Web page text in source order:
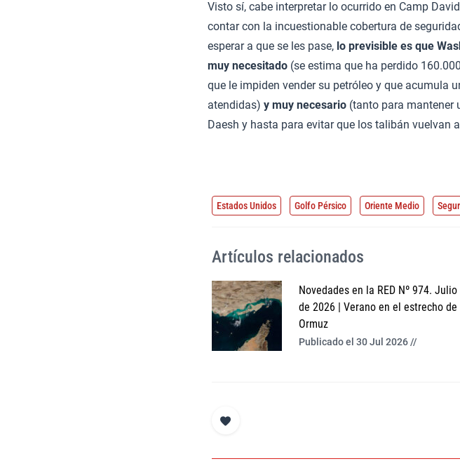
Visto sí, cabe interpretar lo ocurrido en Camp
contar con la incuestionable cobertura de
esperar a que se les pase, lo previsible es que
muy necesitado (se estima que ha perdido
que le impiden vender su petróleo y que acumula
atendidas) y muy necesario (tanto para mantener
Daesh y hasta para evitar que los talibán vuelvan
Estados Unidos Golfo Pérsico Oriente Medio
Artículos relacionados
Novedades en la RED Nº 974. Julio
de 2026 | Verano en el estrecho de
Ormuz
Publicado el 30 Jul 2026 //